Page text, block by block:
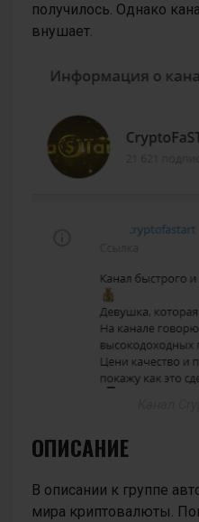
получилось. Однако
внушает.
ОПИСАНИЕ
В описании к группе
мира криптовалюты.